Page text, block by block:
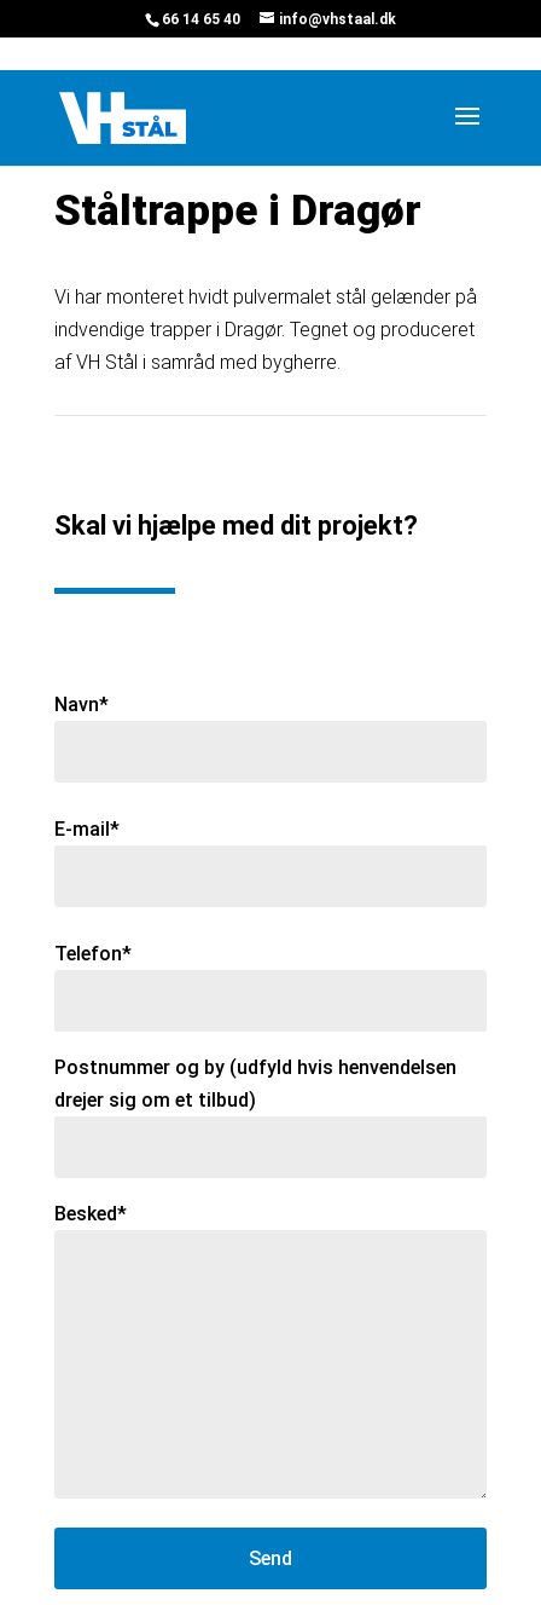
66 14 65 40 info@vhstaal.dk
Hjem» Projekter»Ståltrappe i Dragør
Ståltrappe i Dragør
Vi har monteret hvidt pulvermalet stål gelænder på
indvendige trapper i Dragør. Tegnet og produceret
af VH Stål i samråd med bygherre.
Skal vi hjælpe med dit projekt?
Navn*
E-mail*
Telefon*
Postnummer og by (udfyld hvis henvendelsen
drejer sig om et tilbud)
Besked*